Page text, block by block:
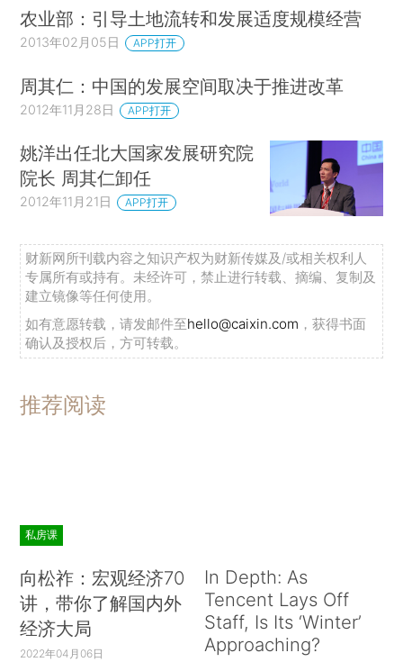
农业部：引导土地流转和发展适度规模经营
2013年02月05日 APP打开
周其仁：中国的发展空间取决于推进改革
2012年11月28日 APP打开
姚洋出任北大国家发展研究院
院长 周其仁卸任
2012年11月21日 APP打开
财新网所刊载内容之知识产权为财新传媒及/或相关权利人
专属所有或持有。未经许可，禁止进行转载、摘编、复制及
建立镜像等任何使用。
如有意愿转载，请发邮件至hello@caixin.com ，获得书面
确认及授权后，方可转载。
推荐阅读
私房课
向松祚：宏观经济70
讲，带你了解国内外
经济大局
2022年04月06日
In Depth: As
Tencent Lays Off
Staff, Is Its ‘Winter’
Approaching?